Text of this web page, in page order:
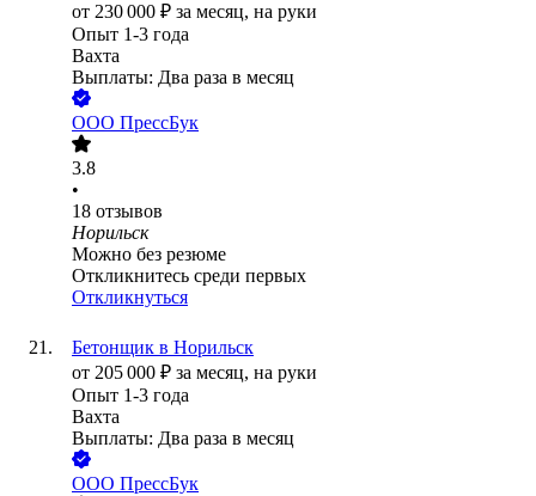
от 230 000 ₽ за месяц, на руки
Опыт 1-3 года
Вахта
Выплаты: Два раза в месяц
ООО ПрессБук
3.8
•
18 отзывов
Норильск
Можно без резюме
Откликнитесь среди первых
Откликнуться
Бетонщик в Норильск
от 205 000 ₽ за месяц, на руки
Опыт 1-3 года
Вахта
Выплаты: Два раза в месяц
ООО ПрессБук